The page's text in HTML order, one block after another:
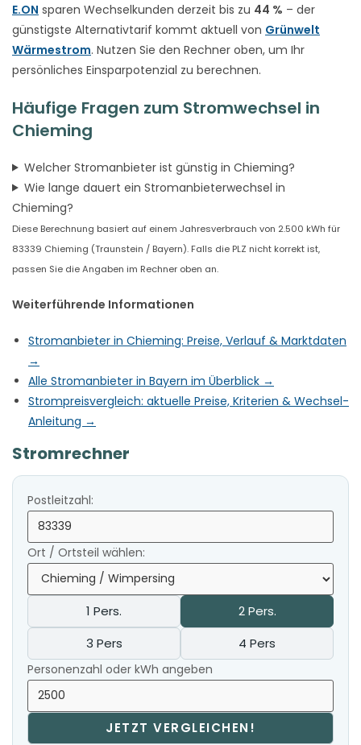
E.ON sparen Wechselkunden derzeit bis zu 44 % – der
günstigste Alternativtarif kommt aktuell von Grünwelt
Wärmestrom. Nutzen Sie den Rechner oben, um Ihr
persönliches Einsparpotenzial zu berechnen.
Häufige Fragen zum Stromwechsel in
Chieming
Welcher Stromanbieter ist günstig in Chieming?
Wie lange dauert ein Stromanbieterwechsel in
Chieming?
Diese Berechnung basiert auf einem Jahresverbrauch von 2.500 kWh für
83339 Chieming (Traunstein / Bayern). Falls die PLZ nicht korrekt ist,
passen Sie die Angaben im Rechner oben an.
Weiterführende Informationen
Stromanbieter in Chieming: Preise, Verlauf & Marktdaten
→
Alle Stromanbieter in Bayern im Überblick →
Strompreisvergleich: aktuelle Preise, Kriterien & Wechsel-
Anleitung →
Stromrechner
Postleitzahl:
Ort / Ortsteil wählen:
1 Pers.
2 Pers.
3 Pers
4 Pers
Personenzahl oder kWh angeben
JETZT VERGLEICHEN!